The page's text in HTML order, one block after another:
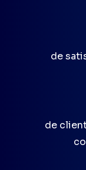
de
de